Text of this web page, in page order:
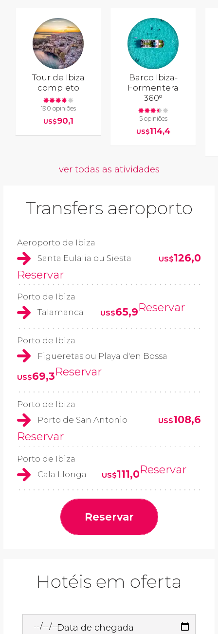
Tour de Ibiza
completo
190 opiniões
US$90,1
Barco Ibiza-
Formentera
360º
5 opiniões
US$114,4
ver todas as atividades
Transfers aeroporto
Aeroporto de Ibiza
Santa Eulalia ou Siesta
US$126,0
Reservar
Porto de Ibiza
Talamanca
US$65,9Reservar
Porto de Ibiza
Figueretas ou Playa d'en Bossa
US$69,3Reservar
Porto de Ibiza
Porto de San Antonio
US$108,6
Reservar
Porto de Ibiza
Cala Llonga
US$111,0Reservar
Reservar
Hotéis em oferta
Data de chegada